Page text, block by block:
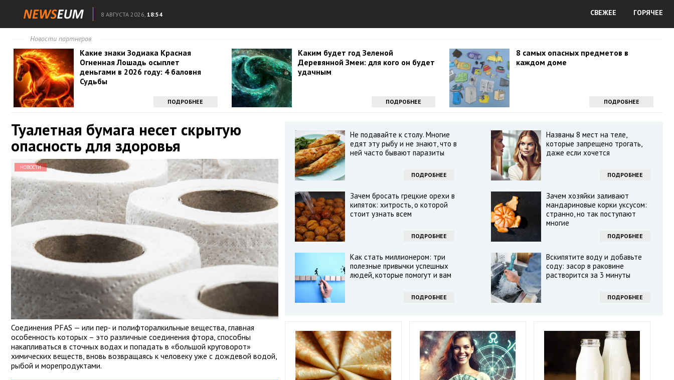
8 АВГУСТА 2026, 18:54 СВЕЖЕЕ ГОРЯЧЕЕ
Новости партнеров
Какие знаки Зодиака Красная
Огненная Лошадь осыплет
деньгами в 2026 году: 4 баловня
Судьбы
ПОДРОБНЕЕ
Каким будет год Зеленой
Деревянной Змеи: для кого он будет
удачным
ПОДРОБНЕЕ
8 самых опасных предметов в
каждом доме
ПОДРОБНЕЕ
Туалетная бумага несет скрытую
опасность для здоровья
НОВОСТИ
Соединения PFAS — или пер- и полифторалкильные вещества, главная
особенность которых – это различные соединения фтора, способны
накапливаться в сточных водах и попадать в «большой круговорот»
химических веществ, вновь возвращаясь к человеку уже с дождевой водой,
рыбой и морепродуктами.
Не подавайте к столу. Многие
едят эту рыбу и не знают, что в
ней часто бывают паразиты
ПОДРОБНЕЕ
Названы 8 мест на теле,
которые запрещено трогать,
даже если хочется
ПОДРОБНЕЕ
Зачем бросать грецкие орехи в
кипяток: хитрость, о которой
стоит узнать всем
ПОДРОБНЕЕ
Зачем хозяйки заливают
мандариновые корки уксусом:
странно, но так поступают
многие
ПОДРОБНЕЕ
Как стать миллионером: три
полезные привычки успешных
людей, которые помогут и вам
ПОДРОБНЕЕ
Вскипятите воду и добавьте
соду: засор в раковине
растворится за 3 минуты
ПОДРОБНЕЕ